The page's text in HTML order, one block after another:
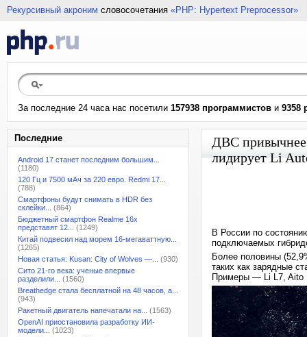
Рекурсивный акроним словосочетания «PHP: Hypertext Preprocessor»
За последние 24 часа нас посетили 157938 программистов и 9358
Последние
Android 17 станет последним большим...
(1180)
120 Гц и 7500 мАч за 220 евро. Redmi 17...
(788)
Смартфоны будут снимать в HDR без
склейки...
(864)
Бюджетный смартфон Realme 16x
представят 12...
(1249)
Китай подвесил над морем 16-мегаваттную...
(1265)
Новая статья: Kusan: City of Wolves —...
(930)
Сито 21-го века: ученые впервые
разделили...
(1560)
Breathedge стала бесплатной на 48 часов, а...
(943)
Ракетный двигатель напечатали на...
(1563)
OpenAI приостановила разработку ИИ-
модели...
(1023)
ДВС
лидирует Li
В России по
подключаемых
Более половины
таких как зарядные
Примеры — Li L7, Aito